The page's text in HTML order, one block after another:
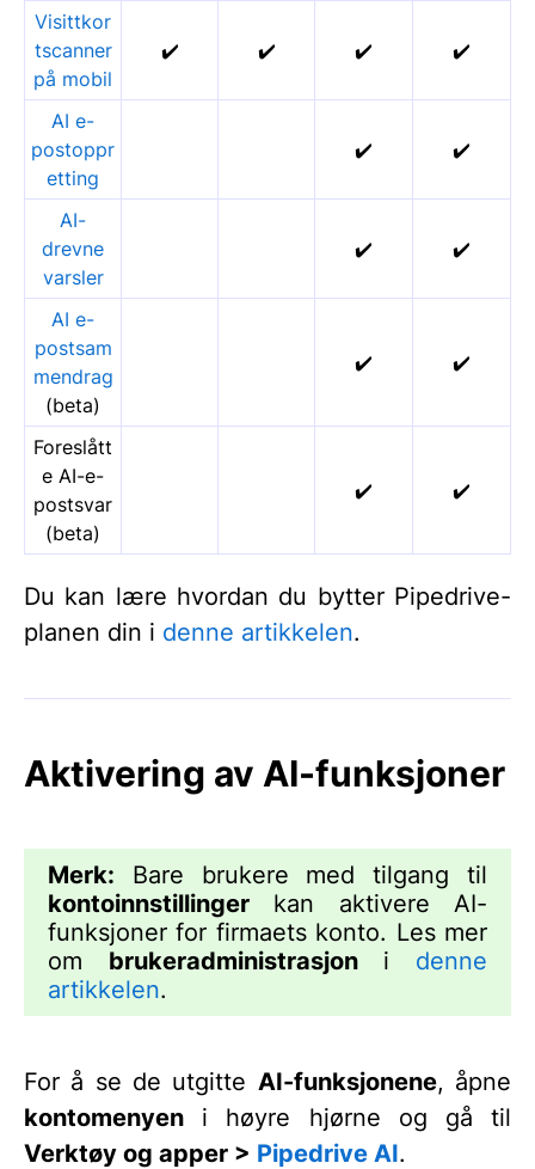
Visittkor
tscanner
på mobil
✔️ ✔️ ✔️ ✔️
AI e-
postoppr
etting
✔️ ✔️
AI-
drevne
varsler
✔️ ✔️
AI e-
postsam
mendrag
(beta)
✔️ ✔️
Foreslått
e AI-e-
postsvar
(beta)
✔️ ✔️
Du kan lære hvordan du bytter Pipedrive-
planen din i denne artikkelen.
Aktivering av AI-funksjoner
Merk: Bare brukere med tilgang til
kontoinnstillinger kan aktivere AI-
funksjoner for firmaets konto. Les mer
om brukeradministrasjoni denne
artikkelen.
For å se de utgitte AI-funksjonene, åpne
kontomenyen i høyre hjørne og gå til
Verktøy og apper > Pipedrive AI.